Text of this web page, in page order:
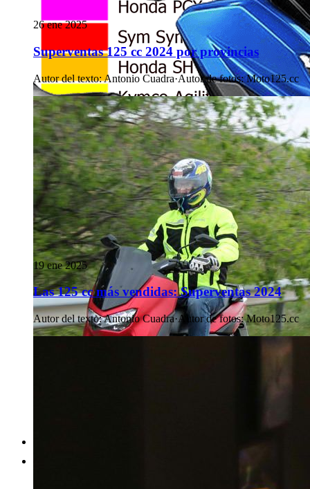
26 ene 2025
Superventas 125 cc 2024 por provincias
Autor del texto:Antonio Cuadra·Autor de fotos: Moto125.cc
19 ene 2025
Las 125 cc más vendidas: Superventas 2024
Autor del texto:Antonio Cuadra·Autor de fotos: Moto125.cc